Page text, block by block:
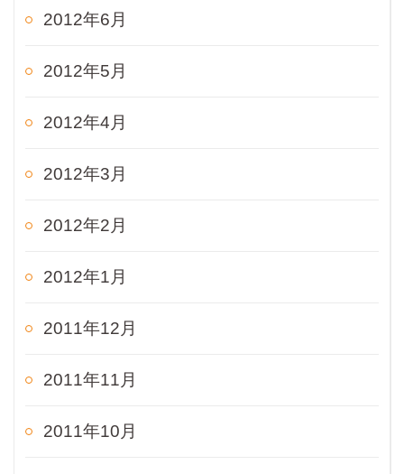
2012年6月
2012年5月
2012年4月
2012年3月
2012年2月
2012年1月
2011年12月
2011年11月
2011年10月